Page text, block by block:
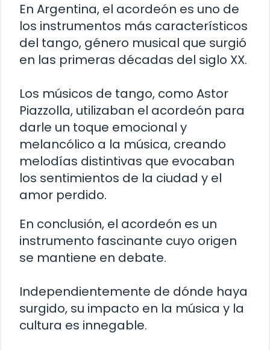
En Argentina, el acordeón es uno de
los instrumentos más característicos
del tango, género musical que surgió
en las primeras décadas del siglo XX.
Los músicos de tango, como Astor
Piazzolla, utilizaban el acordeón para
darle un toque emocional y
melancólico a la música, creando
melodías distintivas que evocaban
los sentimientos de la ciudad y el
amor perdido.
En conclusión, el acordeón es un
instrumento fascinante cuyo origen
se mantiene en debate.
Independientemente de dónde haya
surgido, su impacto en la música y la
cultura es innegable.